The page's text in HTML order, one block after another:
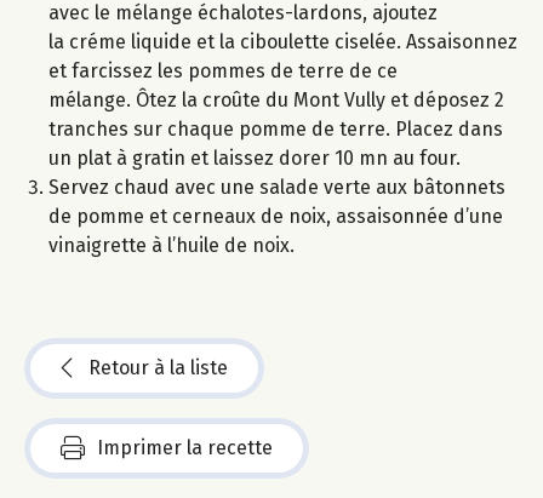
avec le mélange échalotes-lardons, ajoutez
la créme liquide et la ciboulette ciselée. Assaisonnez
et farcissez les pommes de terre de ce
mélange. Ôtez la croûte du Mont Vully et déposez 2
tranches sur chaque pomme de terre. Placez dans
un plat à gratin et laissez dorer 10 mn au four.
Servez chaud avec une salade verte aux bâtonnets
de pomme et cerneaux de noix, assaisonnée d’une
vinaigrette à l’huile de noix.
Retour à la liste
Imprimer la recette